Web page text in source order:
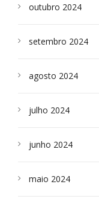
outubro 2024
setembro 2024
agosto 2024
julho 2024
junho 2024
maio 2024